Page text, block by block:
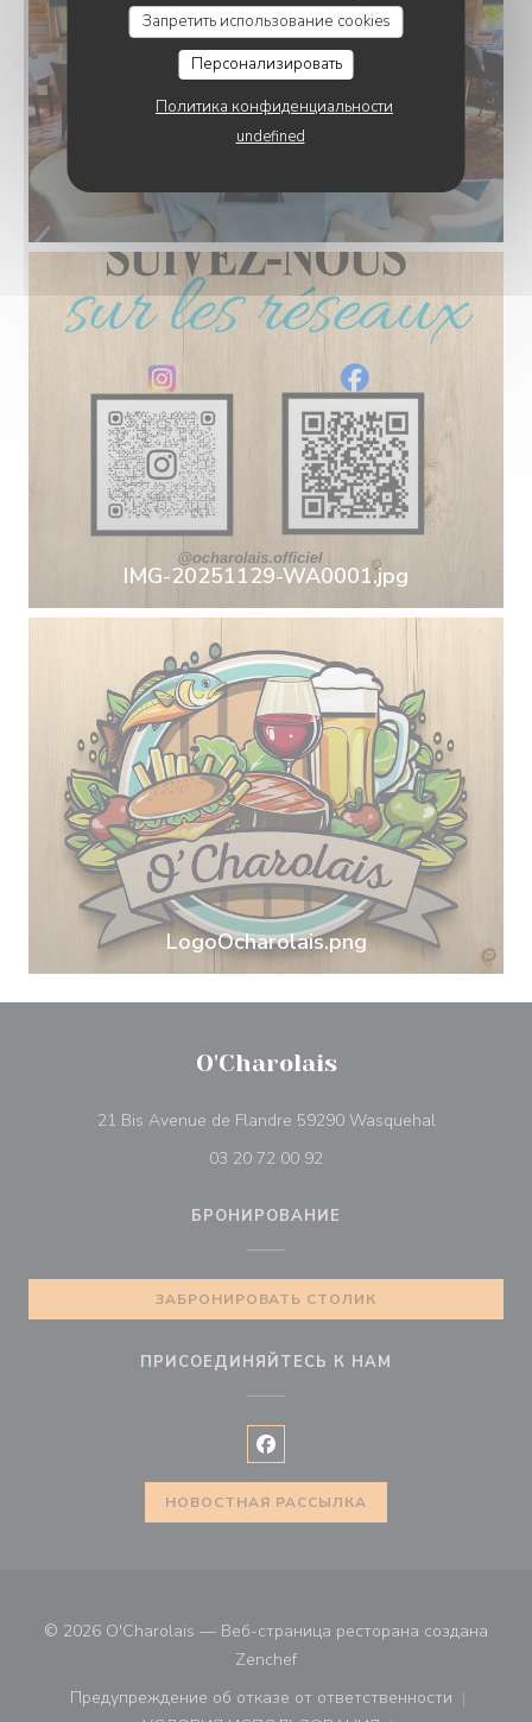
Запретить использование cookies
Персонализировать
Политика конфиденциальности
undefined
IMG-20251129-WA0001.jpg
LogoOcharolais.png
O'Charolais
21 Bis Avenue de Flandre 59290 Wasquehal
03 20 72 00 92
БРОНИРОВАНИЕ
ЗАБРОНИРОВАТЬ СТОЛИК
ПРИСОЕДИНЯЙТЕСЬ К НАМ
Facebook ((открывается в
НОВОСТНАЯ РАССЫЛКА
© 2026 O'Charolais — Веб-страница ресторана создана
Zenchef((открывается в новом окне))
Предупреждение об отказе от ответственности
((открывается в новом окне))